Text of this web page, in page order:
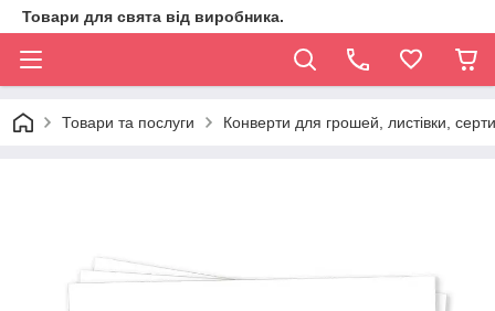
Товари для свята від виробника.
Товари та послуги Конверти для грошей, листівки,